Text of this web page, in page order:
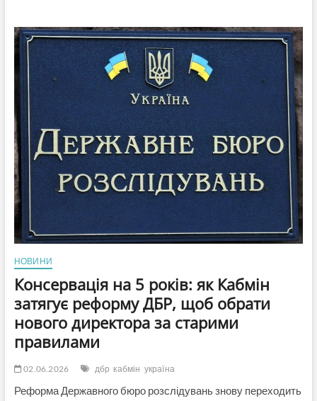
розіграш
5
будинків
Черкаській
«ВПО
Україна»
триває
до
10
червня
НОВИНИ
Консервація на 5 років: як Кабмін
затягує реформу ДБР, щоб обрати
нового директора за старими
правилами
02.06.2026 дбр кабмін україна
Реформа Державного бюро розслідувань знову переходить